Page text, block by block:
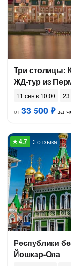
Три столицы:
ЖД-тур из
11 сен в 10:00
23
от33 500 ₽за
3 отзыва
Республики
Йошкар-Ола